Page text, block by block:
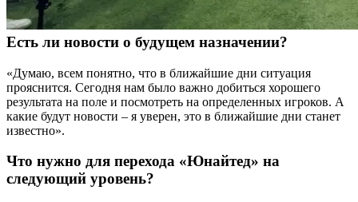
Есть ли новости о будущем назначении?
«Думаю, всем понятно, что в ближайшие дни ситуация
прояснится. Сегодня нам было важно добиться хорошего
результата на поле и посмотреть на определенных игроков. А
какие будут новости – я уверен, это в ближайшие дни станет
известно».
Что нужно для перехода «Юнайтед» на
следующий уровень?